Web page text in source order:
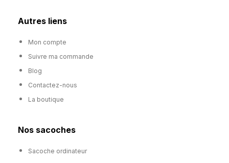
Autres liens
Mon compte
Suivre ma commande
Blog
Contactez-nous
La boutique
Nos sacoches
Sacoche ordinateur